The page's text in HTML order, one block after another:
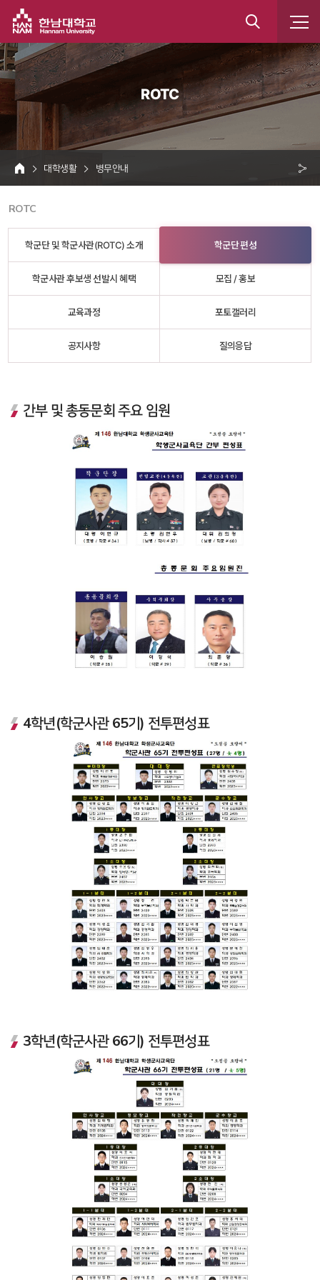
통
합
검
색
ROTC
HOME
대학생활 병무안내
유
ROTC
학군단 및 학군사관(ROTC) 소개 학군단 편성
학군사관 후보생 선발시 혜택 모집 / 홍보
교육과정 포토갤러리
공지사항 질의응답
간부 및 총동문회 주요 임원
4학년(학군사관 65기) 전투편성표
3학년(학군사관 66기) 전투편성표